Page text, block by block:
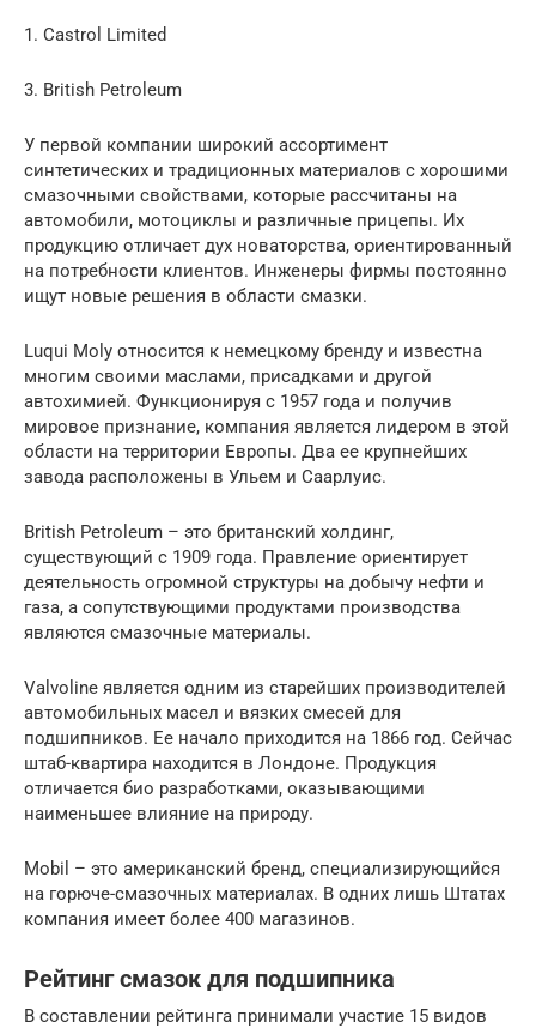
1. Castrol Limited
3. British Petroleum
У первой компании широкий ассортимент
синтетических и традиционных материалов с хорошими
смазочными свойствами, которые рассчитаны на
автомобили, мотоциклы и различные прицепы. Их
продукцию отличает дух новаторства, ориентированный
на потребности клиентов. Инженеры фирмы постоянно
ищут новые решения в области смазки.
Luqui Moly относится к немецкому бренду и известна
многим своими маслами, присадками и другой
автохимией. Функционируя с 1957 года и получив
мировое признание, компания является лидером в этой
области на территории Европы. Два ее крупнейших
завода расположены в Ульем и Саарлуис.
British Petroleum – это британский холдинг,
существующий с 1909 года. Правление ориентирует
деятельность огромной структуры на добычу нефти и
газа, а сопутствующими продуктами производства
являются смазочные материалы.
Valvoline является одним из старейших производителей
автомобильных масел и вязких смесей для
подшипников. Ее начало приходится на 1866 год. Сейчас
штаб-квартира находится в Лондоне. Продукция
отличается био разработками, оказывающими
наименьшее влияние на природу.
Mobil – это американский бренд, специализирующийся
на горюче-смазочных материалах. В одних лишь Штатах
компания имеет более 400 магазинов.
Рейтинг смазок для подшипника
В составлении рейтинга принимали участие 15 видов